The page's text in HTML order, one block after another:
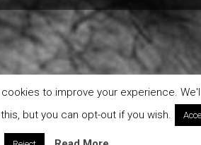
to improve your experience.
but you can opt-out if you wish.